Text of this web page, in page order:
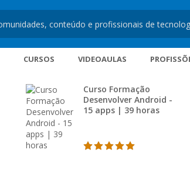
CURSOS VIDEOAULAS
Curso Formação
Desenvolver Android -
15 apps | 39 horas